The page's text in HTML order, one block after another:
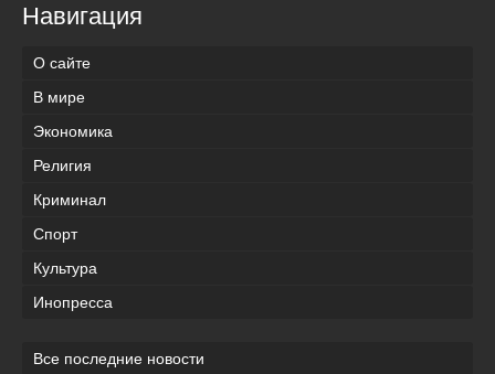
Навигация
О сайте
В мире
Экономика
Религия
Криминал
Спорт
Культура
Инопресса
Все последние новости